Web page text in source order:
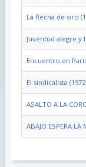
La flecha de oro
Juventud alegre y
Encuentro en
El sindicalista
ASALTO A LA
ABAJO ESPERA LA